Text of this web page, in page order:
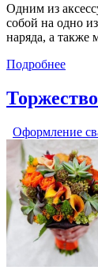
Одним из
собой на одно
наряда, а также
Подробнее
Оформление